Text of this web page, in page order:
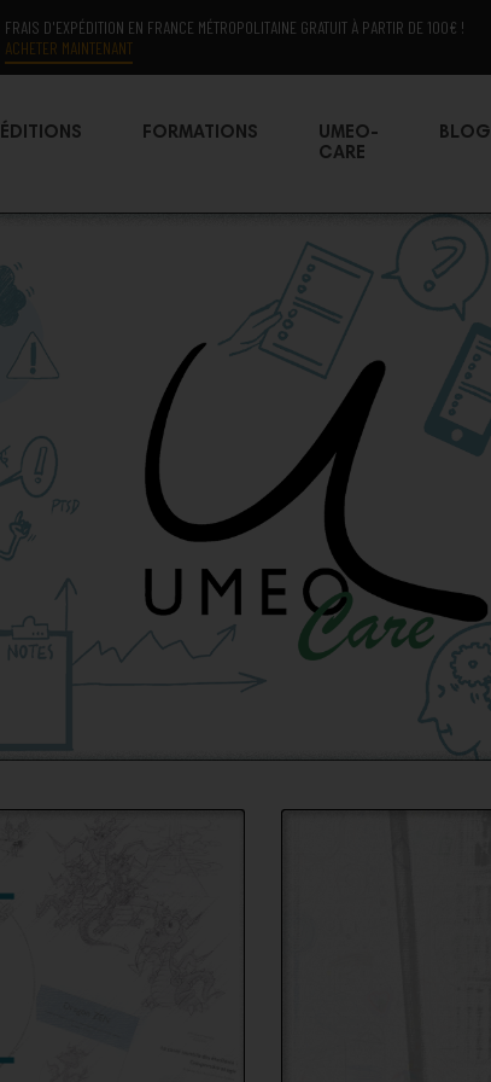
FRAIS D'EXPÉDITION EN FRANCE MÉTROPOLITAINE GRATUIT À PARTIR DE 100€ !
ACHETER MAINTENANT
ÉDITIONS FORMATIONS
UMEO-
CARE
BLOG